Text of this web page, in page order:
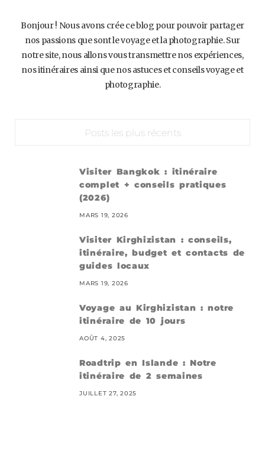
Bonjour ! Nous avons crée ce blog pour pouvoir partager
nos passions que sont le voyage et la photographie. Sur
notre site, nous allons vous transmettre nos expériences,
nos itinéraires ainsi que nos astuces et conseils voyage et
photographie.
Posts les plus récents
Visiter Bangkok : itinéraire
complet + conseils pratiques
(2026)
MARS 19, 2026
Visiter Kirghizistan : conseils,
itinéraire, budget et contacts de
guides locaux
MARS 19, 2026
Voyage au Kirghizistan : notre
itinéraire de 10 jours
AOÛT 4, 2025
Roadtrip en Islande : Notre
itinéraire de 2 semaines
JUILLET 27, 2025